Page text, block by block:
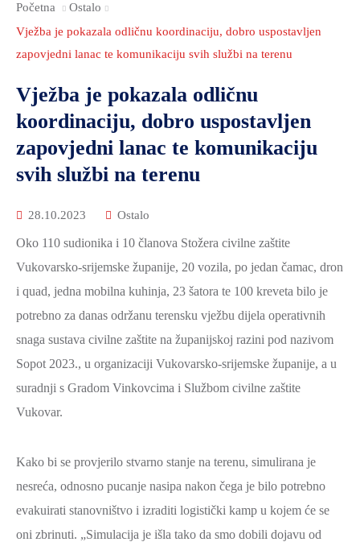
Početna
Ostalo
Vježba je pokazala odličnu koordinaciju, dobro uspostavljen
zapovjedni lanac te komunikaciju svih službi na terenu
Vježba je pokazala odličnu
koordinaciju, dobro uspostavljen
zapovjedni lanac te komunikaciju
svih službi na terenu
28.10.2023 Ostalo
Oko 110 sudionika i 10 članova Stožera civilne zaštite
Vukovarsko-srijemske županije, 20 vozila, po jedan čamac, dron
i quad, jedna mobilna kuhinja, 23 šatora te 100 kreveta bilo je
potrebno za danas održanu terensku vježbu dijela operativnih
snaga sustava civilne zaštite na županijskoj razini pod nazivom
Sopot 2023., u organizaciji Vukovarsko-srijemske županije, a u
suradnji s Gradom Vinkovcima i Službom civilne zaštite
Vukovar.
Kako bi se provjerilo stvarno stanje na terenu, simulirana je
nesreća, odnosno pucanje nasipa nakon čega je bilo potrebno
evakuirati stanovništvo i izraditi logistički kamp u kojem će se
oni zbrinuti. „Simulacija je išla tako da smo dobili dojavu od